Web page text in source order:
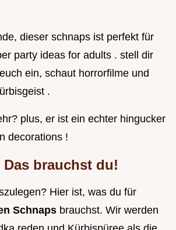
dieser schnaps ist perfekt für
party ideas for adults . stell dir
ein, schaut horrorfilme und
.
plus, er ist ein echter hingucker
decorations !
Das brauchst du!
Hier ist, was du für
Schnaps brauchst. Wir werden